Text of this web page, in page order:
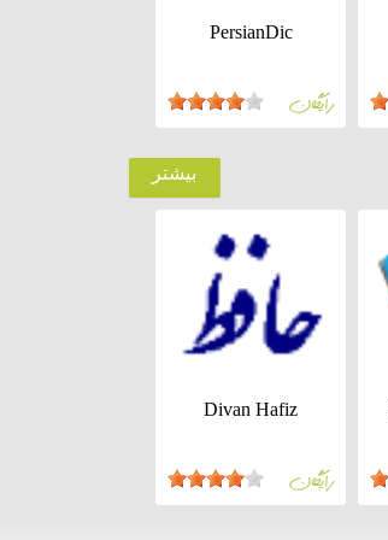
PersianDic
رايگان
بيشتر
Divan Hafiz
رايگان